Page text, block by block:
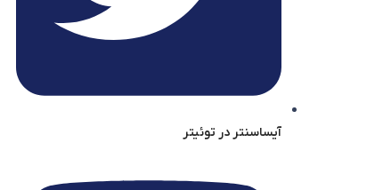
آیساسنتر در توئیتر